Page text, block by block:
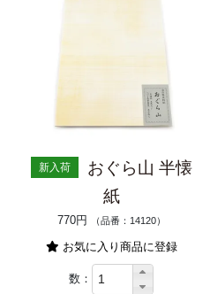
新入荷
おぐら山 半懐
紙
770円 （品番：14120）
お気に入り商品に登録
数：